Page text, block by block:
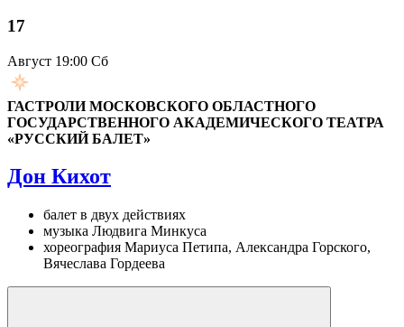
17
Август 19:00 Сб
ГАСТРОЛИ МОСКОВСКОГО ОБЛАСТНОГО
ГОСУДАРСТВЕННОГО АКАДЕМИЧЕСКОГО ТЕАТРА
«РУССКИЙ БАЛЕТ»
Дон Кихот
балет в двух действиях
музыка Людвига Минкуса
хореография Мариуса Петипа, Александра Горского,
Вячеслава Гордеева